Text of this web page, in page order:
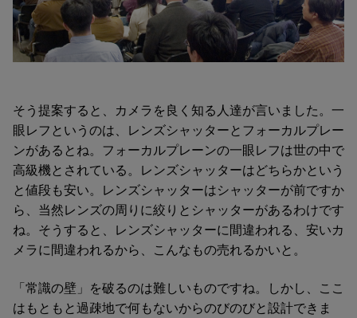
そう提案すると、カメラを良く知る人達が言いました。一
眼レフというのは、レンズシャッターとフォーカルプレー
ンがあるとね。フォーカルプレーンの一眼レフは世の中で
高級機とされている。レンズシャッターはどちらかという
と値段も安い。レンズシャッターはシャッターが前ですか
ら、当然レンズの周りに絞りとシャッターがあるわけです
ね。そうすると、レンズシャッターに間違われる、安いカ
メラに間違われるから、こんなもの売れるかいと。
「常識の壁」を破るのは難しいものですね。しかし、ここ
はもともと過疎地で何もないからのびのびと設計できま